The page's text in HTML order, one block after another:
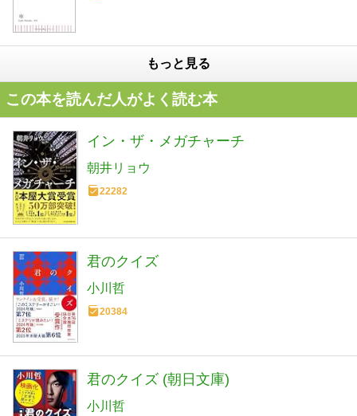
もっと見る
この本を読んだ人がよく読む本
イン・ザ・メガチャーチ
朝井リョウ
22282
君のクイズ
小川哲
20384
君のクイズ (朝日文庫)
小川哲